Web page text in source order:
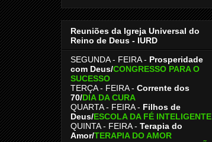
Reuniões da Igreja Universal do
Reino de Deus - IURD
SEGUNDA - FEIRA - Prosperidade
com Deus/CONGRESSO PARA O
SUCESSO
TERÇA - FEIRA - Corrente dos
70/DIA DA CURA
QUARTA - FEIRA - Filhos de
Deus/ESCOLA DA FÉ INTELIGENTE
QUINTA - FEIRA - Terapia do
Amor/TERAPIA DO AMOR